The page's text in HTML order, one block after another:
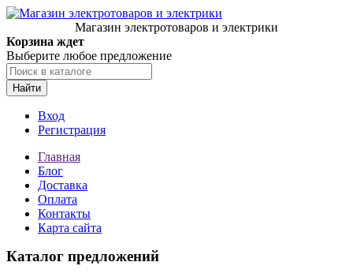
Магазин электротоваров и электрики
Корзина ждет
Выберите любое предложение
Найти
Вход
Регистрация
Главная
Блог
Доставка
Оплата
Контакты
Карта сайта
Каталог предложений